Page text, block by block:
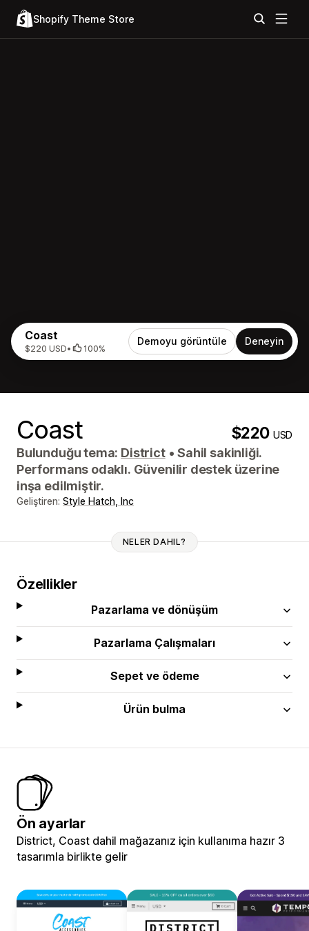
Shopify Theme Store
Coast
$220 USD• 100%
Demoyu görüntüle Deneyin
Coast $220USD
Bulunduğu tema: District • Sahil sakinliği.
Performans odaklı. Güvenilir destek üzerine
inşa edilmiştir.
Geliştiren: Style Hatch, Inc
NELER DAHIL?
Özellikler
Pazarlama ve dönüşüm
Pazarlama Çalışmaları
Sepet ve ödeme
Ürün bulma
Ön ayarlar
District, Coast dahil mağazanız için kullanıma hazır 3
tasarımla birlikte gelir